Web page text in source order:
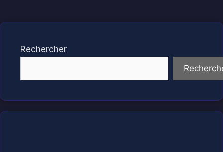
Rechercher